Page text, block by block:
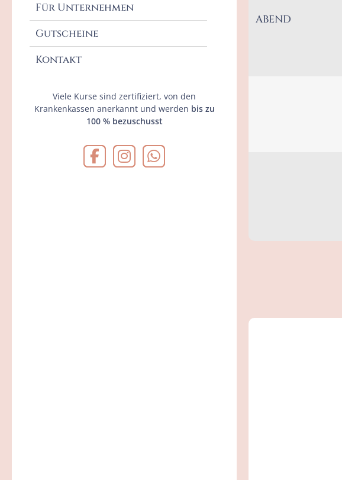
Für Unternehmen
Gutscheine
Kontakt
Viele Kurse sind zertifiziert, von den
Krankenkassen anerkannt und werden bis zu
100 % bezuschusst
ABEND